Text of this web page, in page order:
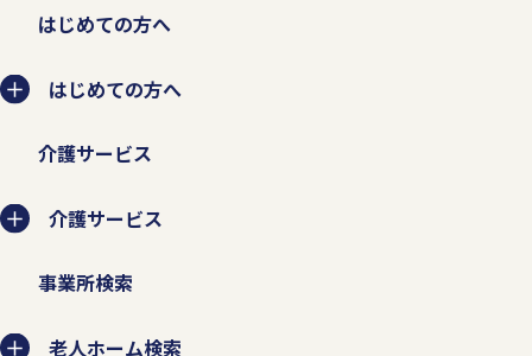
はじめての方へ
はじめての方へ
介護サービス
介護サービス
事業所検索
老人ホーム検索